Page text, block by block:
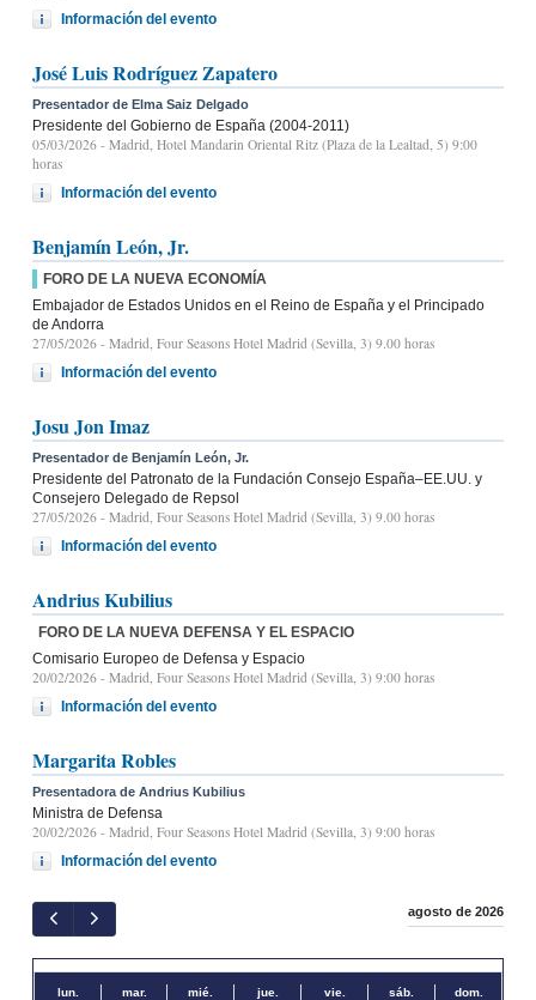
Información del evento
José Luis Rodríguez Zapatero
Presentador de Elma Saiz Delgado
Presidente del Gobierno de España (2004-2011)
05/03/2026 - Madrid, Hotel Mandarin Oriental Ritz (Plaza de la Lealtad, 5) 9:00
horas
Información del evento
Benjamín León, Jr.
FORO DE LA NUEVA ECONOMÍA
Embajador de Estados Unidos en el Reino de España y el Principado
de Andorra
27/05/2026 - Madrid, Four Seasons Hotel Madrid (Sevilla, 3) 9.00 horas
Información del evento
Josu Jon Imaz
Presentador de Benjamín León, Jr.
Presidente del Patronato de la Fundación Consejo España–EE.UU. y
Consejero Delegado de Repsol
27/05/2026 - Madrid, Four Seasons Hotel Madrid (Sevilla, 3) 9.00 horas
Información del evento
Andrius Kubilius
FORO DE LA NUEVA DEFENSA Y EL ESPACIO
Comisario Europeo de Defensa y Espacio
20/02/2026 - Madrid, Four Seasons Hotel Madrid (Sevilla, 3) 9:00 horas
Información del evento
Margarita Robles
Presentadora de Andrius Kubilius
Ministra de Defensa
20/02/2026 - Madrid, Four Seasons Hotel Madrid (Sevilla, 3) 9:00 horas
Información del evento
agosto de 2026
lun. mar. mié. jue. vie. sáb. dom.